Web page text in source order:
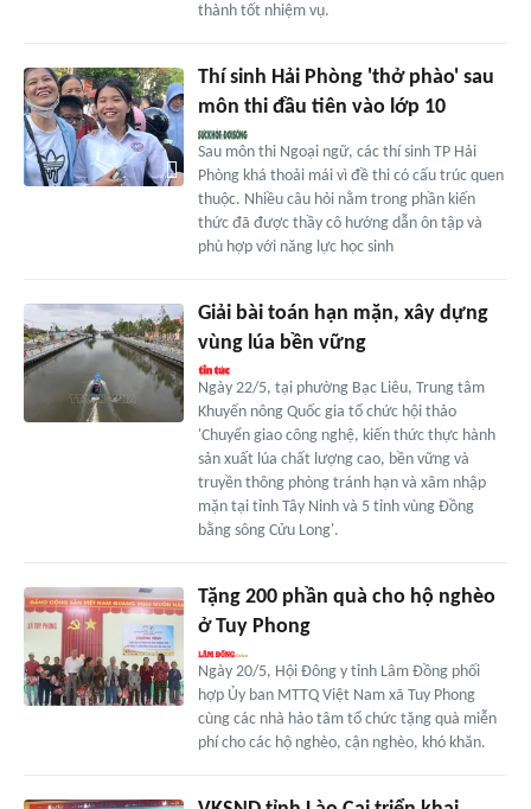
thành tốt nhiệm vụ.
Thí sinh Hải Phòng 'thở phào' sau
môn thi đầu tiên vào lớp 10
Sau môn thi Ngoại ngữ, các thí sinh TP Hải
Phòng khá thoải mái vì đề thi có cấu trúc quen
thuộc. Nhiều câu hỏi nằm trong phần kiến
thức đã được thầy cô hướng dẫn ôn tập và
phù hợp với năng lực học sinh
Giải bài toán hạn mặn, xây dựng
vùng lúa bền vững
Ngày 22/5, tại phường Bạc Liêu, Trung tâm
Khuyến nông Quốc gia tổ chức hội thảo
'Chuyển giao công nghệ, kiến thức thực hành
sản xuất lúa chất lượng cao, bền vững và
truyền thông phòng tránh hạn và xâm nhập
mặn tại tỉnh Tây Ninh và 5 tỉnh vùng Đồng
bằng sông Cửu Long'.
Tặng 200 phần quà cho hộ nghèo
ở Tuy Phong
Ngày 20/5, Hội Đông y tỉnh Lâm Đồng phối
hợp Ủy ban MTTQ Việt Nam xã Tuy Phong
cùng các nhà hảo tâm tổ chức tặng quà miễn
phí cho các hộ nghèo, cận nghèo, khó khăn.